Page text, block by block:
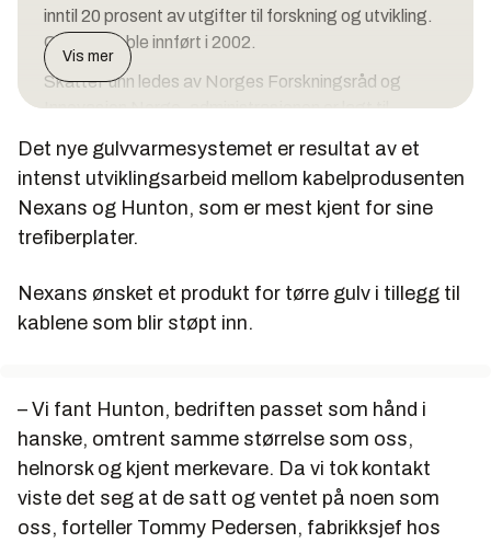
inntil 20 prosent av utgifter til forskning og utvikling.
Ordningen ble innført i 2002.
SkatteFunn ledes av Norges Forskningsråd og
Innovasjon Norge, administrasjonen er lagt til
I 2004 kom det inn 4155 søknader. Av disse ble 2760
godkjent. Disse prosjektene ga til sammen 1,8 mrd
kroner i skattefradrag fordelt på 6000 prosjekter i
4260 bedrifter. Bygge og anleggsnæringen er svakt
Søknadsfristen er 31. desember hvert år.
Vis mer
Det nye gulvvarmesystemet er resultat av et
intenst utviklingsarbeid mellom kabelprodusenten
Nexans og Hunton, som er mest kjent for sine
trefiberplater.
Nexans ønsket et produkt for tørre gulv i tillegg til
kablene som blir støpt inn.
– Vi fant Hunton, bedriften passet som hånd i
hanske, omtrent samme størrelse som oss,
helnorsk og kjent merkevare. Da vi tok kontakt
viste det seg at de satt og ventet på noen som
oss, forteller Tommy Pedersen, fabrikksjef hos